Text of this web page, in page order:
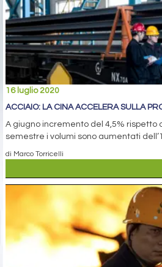
16 luglio 2020
ACCIAIO: LA CINA ACCELERA SULLA
A giugno incremento del 4,5% rispetto
semestre i volumi sono aumentati
di Marco Torricelli